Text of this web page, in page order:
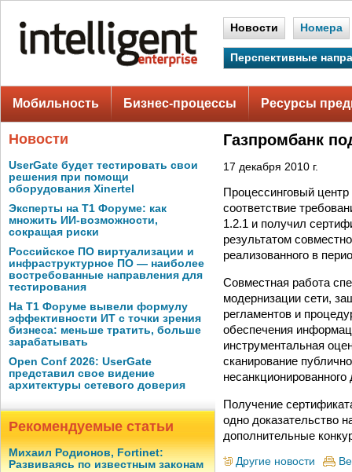
Новости Номера
Перспективные
Мобильность Бизнес-процессы Ресурсы
Новости
UserGate будет тестировать свои
решения при помощи
оборудования Xinertel
Эксперты на Т1 Форуме: как
множить ИИ-возможности,
сокращая риски
Российское ПО виртуализации и
инфраструктурное ПО — наиболее
востребованные направления для
тестирования
На Т1 Форуме вывели формулу
эффективности ИТ с точки зрения
бизнеса: меньше тратить, больше
зарабатывать
Open Conf 2026: UserGate
представил свое видение
архитектуры сетевого доверия
Рекомендуемые статьи
Михаил Родионов, Fortinet:
Развиваясь по известным законам
Газпромбанк
17 декабря 2010 г.
Процессинговый
соответствие
1.2.1 и получил
результатом
реализованного в
Совместная работа
модернизации сети,
регламентов и
обеспечения
инструментальная
сканирование
Получение
одно доказательство
дополнительные
Другие новости